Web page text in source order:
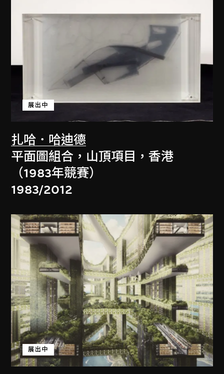
扎哈．哈迪德
展出中
平面圖組合，山頂項目，香港
（1983年競賽）
1983/2012
展出中